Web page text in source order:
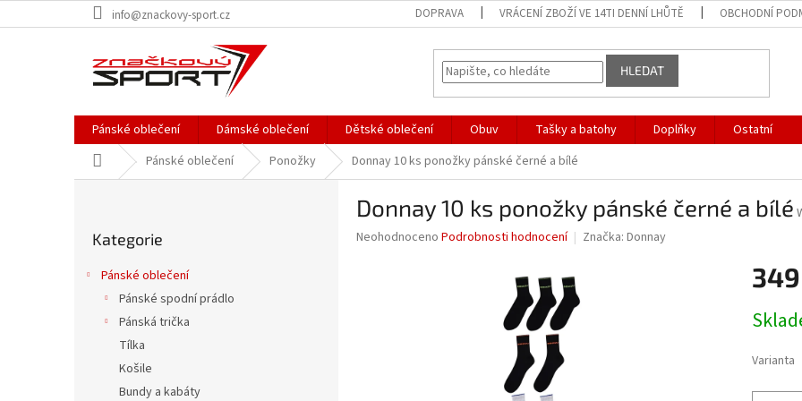
na
info@znackovy-sport.cz DOPRAVA VRÁCENÍ ZBOŽÍ VE 14TI DENNÍ LHŮTĚ OBCHODNÍ
HLEDAT
Pánské oblečení Dámské oblečení Dětské oblečení Obuv Tašky a batohy Doplňky
Ostatní
Domů Pánské oblečení Ponožky Donnay 10 ks ponožky pánské černé a bílé
kategorie
Kategorie
Pánské oblečení
Pánské spodní prádlo
Pánská trička
Tílka
Košile
Bundy a kabáty
Donnay 10 ks ponožky pánské černé a bílé
Průměrné
Neohodnoceno Podrobnosti hodnocení Značka: Donnay
cena:
Varianta